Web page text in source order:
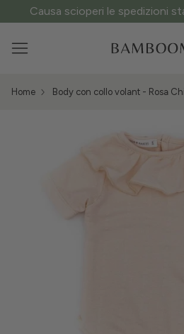
Causa scioperi le spedizioni
Home Body con collo volant - Rosa